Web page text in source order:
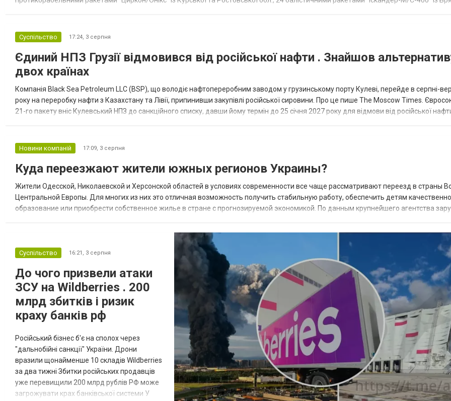
Суспільство 17:24, 3 серпня
Єдиний НПЗ Грузії відмовився від російської нафти . Знайшов
двох країнах
Компанія Black Sea Petroleum LLC (BSP), що володіє нафтопереробним заводом у грузинському порту Кулеві, перейде в серпні-
року на переробку нафти з Казахстану та Лівії, припинивши закупівлі російської сировини. Про це пише The Moscow Times.
21-го пакету вніс Кулевський НПЗ до санкційного списку, давши йому термін до 25 січня 2027 року для відмови від російської
Новини компаній 17:09, 3 серпня
Куда переезжают жители южных регионов Украины?
Жители Одесской, Николаевской и Херсонской областей в условиях современности все чаще рассматривают переезд в страны
Центральной Европы. Для многих из них это отличная возможность получить стабильную работу, обеспечить детям
образование или приобрести собственное жилье в стране с прогнозируемой экономикой. По данным крупнейшего агентства
Суспільство 16:21, 3 серпня
До чого призвели атаки
ЗСУ на Wildberries . 200
млрд збитків і ризик
краху банків рф
Російський бізнес б'є на сполох через
"дальнобійні санкції" України. Дрони
вразили щонайменше 10 складів Wildberries
за два тижні Збитки російських продавців
уже перевищили 200 млрд рублів РФ може
загрожувати крах банківської системи У